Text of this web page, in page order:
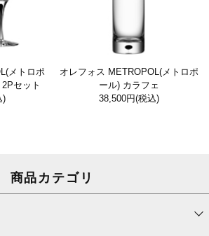
メトロポ
セット
)
オレフォス METROPOL(メトロポ
ール) カラフェ
38,500円(税込)
商品カテゴリ